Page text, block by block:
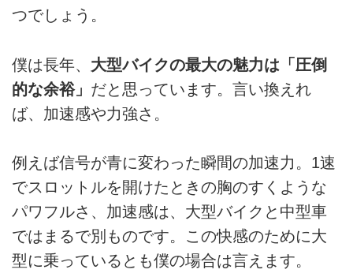
つでしょう。
僕は長年、 大型バイクの最大の魅力は「圧倒
的な余裕」 だと思っています。言い換えれ
ば、加速感や力強さ。
例えば信号が青に変わった瞬間の加速力。1速
でスロットルを開けたときの胸のすくような
パワフルさ、加速感は、大型バイクと中型車
ではまるで別ものです。この快感のために大
型に乗っているとも僕の場合は言えます。